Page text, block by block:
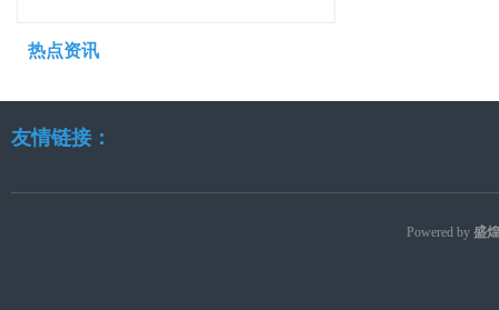
热点资讯
友情链接：
Powered by 盛